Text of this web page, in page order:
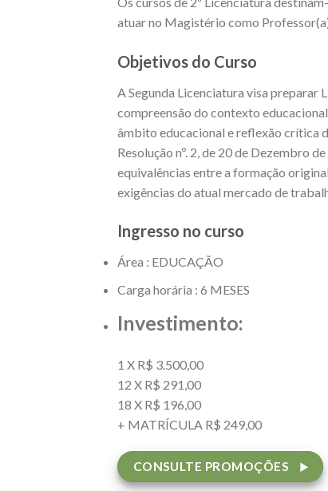
atuar no Magistério como
Objetivos do Curso
A Segunda Licenciatura visa preparar
compreensão do contexto
âmbito educacional e reflexão crítica
Resolução nº. 2, de 20 de Dezembro
equivalências entre a formação
exigências do atual mercado de
Ingresso no curso
Área : EDUCAÇÃO
Carga horária : 6 MESES
Investimento:
1 X R$ 3.500,00
12 X R$ 291,00
18 X R$ 196,00
+ MATRÍCULA R$ 249,00
CONSULTE PROMOÇÕES